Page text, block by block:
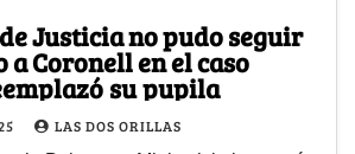
Justicia no pudo seguir
Coronell en el caso
su pupila
LAS DOS ORILLAS